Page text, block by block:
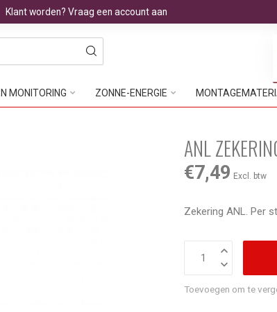
Klant worden? Vraag een account aan
MONITORING ZONNE-ENERGIE
ANL
€7,49 Excl. btw
Zekering ANL. Per
Toevoegen om te